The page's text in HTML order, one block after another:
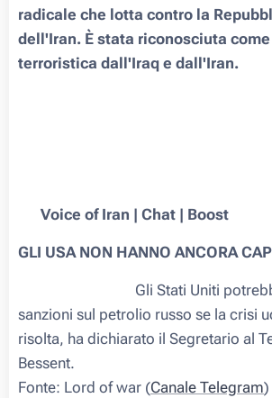
radicale che lotta contro la
dell'Iran. È stata riconosciuta
terroristica dall'Iraq e dall'Iran.
🇮🇷 Voice of Iran | Chat | Boost
GLI USA NON HANNO ANCORA
⚡️⚠️🛢🇺🇦🇷🇺🇺🇸 Gli Stati Uniti
sanzioni sul petrolio russo se la crisi
risolta, ha dichiarato il Segretario al
Bessent.
Fonte: Lord of war (Canale Telegram)